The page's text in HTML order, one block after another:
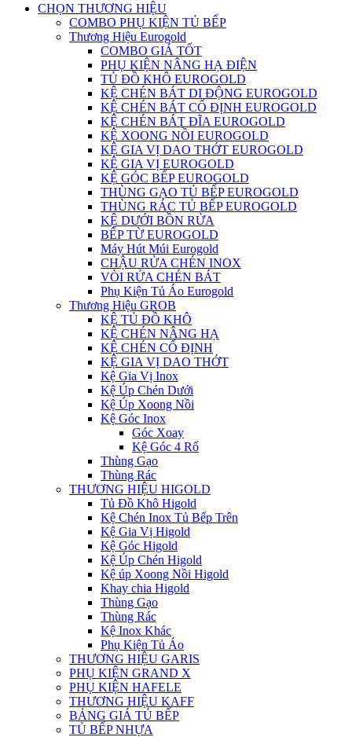
CHỌN THƯƠNG HIỆU
COMBO PHỤ KIỆN TỦ BẾP
Thương Hiệu Eurogold
COMBO GIÁ TỐT
PHỤ KIỆN NÂNG HẠ ĐIỆN
TỦ ĐỒ KHÔ EUROGOLD
KỆ CHÉN BÁT DI ĐỘNG EUROGOLD
KỆ CHÉN BÁT CỐ ĐỊNH EUROGOLD
KỆ CHÉN BÁT ĐĨA EUROGOLD
KỆ XOONG NỒI EUROGOLD
KỆ GIA VỊ DAO THỚT EUROGOLD
KỆ GIA VỊ EUROGOLD
KỆ GÓC BẾP EUROGOLD
THÙNG GẠO TỦ BẾP EUROGOLD
THÙNG RÁC TỦ BẾP EUROGOLD
KỆ DƯỚI BỒN RỬA
BẾP TỪ EUROGOLD
Máy Hút Múi Eurogold
CHẬU RỬA CHÉN INOX
VÒI RỬA CHÉN BÁT
Phụ Kiện Tủ Áo Eurogold
Thương Hiệu GROB
KỆ TỦ ĐỒ KHÔ
KỆ CHÉN NÂNG HẠ
KỆ CHÉN CỐ ĐỊNH
KỆ GIA VỊ DAO THỚT
Kệ Gia Vị Inox
Kệ Úp Chén Dưới
Kệ Úp Xoong Nồi
Kệ Góc Inox
Góc Xoay
Kệ Góc 4 Rổ
Thùng Gạo
Thùng Rác
THƯƠNG HIỆU HIGOLD
Tủ Đồ Khô Higold
Kệ Chén Inox Tủ Bếp Trên
Kệ Gia Vị Higold
Kệ Góc Higold
Kệ Úp Chén Higold
Kệ úp Xoong Nồi Higold
Khay chia Higold
Thùng Gạo
Thùng Rác
Kệ Inox Khác
Phụ Kiện Tủ Áo
THƯƠNG HIỆU GARIS
PHỤ KIỆN GRAND X
PHỤ KIỆN HAFELE
THƯƠNG HIỆU KAFF
BẢNG GIÁ TỦ BẾP
TỦ BẾP NHỰA